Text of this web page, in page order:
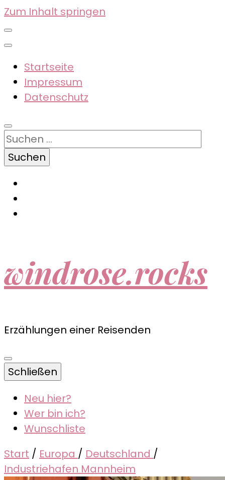
Zum Inhalt springen
Startseite
Impressum
Datenschutz
Suchen
nach:
windrose.rocks
Erzählungen einer Reisenden
Schließen
Neu hier?
Wer bin ich?
Wunschliste
Start / Europa / Deutschland /
Industriehafen Mannheim